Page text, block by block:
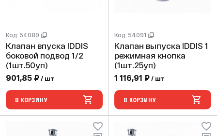
Код: 54089
Клапан впуска IDDIS
боковой подвод 1/2
(1шт.50уп)
901,85 ₽ / шт
В КОРЗИНУ
Код: 54091
Клапан выпуска IDDIS 1
режимная кнопка
(1шт.25уп)
1 116,91 ₽ / шт
В КОРЗИНУ